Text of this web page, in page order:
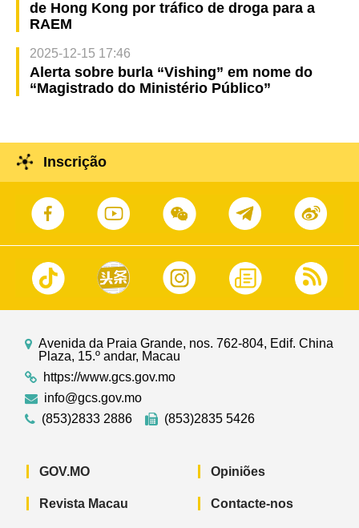
de Hong Kong por tráfico de droga para a
RAEM
2025-12-15 17:46
Alerta sobre burla “Vishing” em nome do
“Magistrado do Ministério Público”
Inscrição
Avenida da Praia Grande, nos. 762-804, Edif. China
Plaza, 15.º andar, Macau
https://www.gcs.gov.mo
info@gcs.gov.mo
(853)2833 2886
(853)2835 5426
GOV.MO
Revista Macau
Opiniões
Contacte-nos